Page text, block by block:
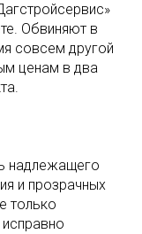
Обвиняют в
совсем другой
ценам в два
надлежащего
и прозрачных
только